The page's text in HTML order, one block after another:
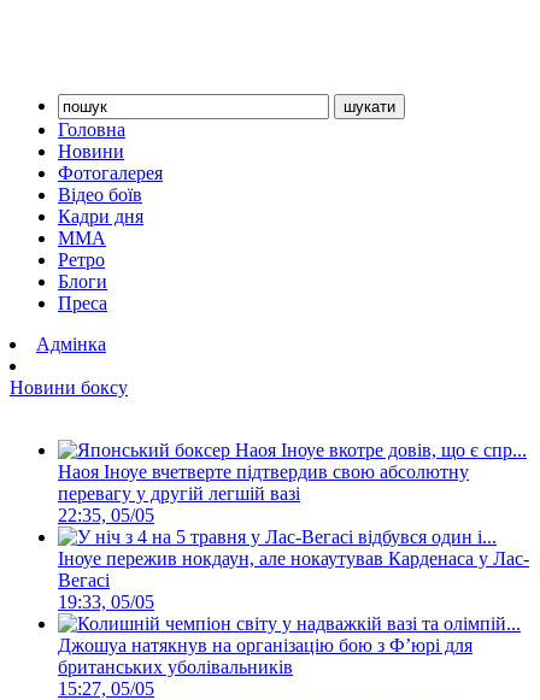
Головна
Новини
Фотогалерея
Відео боїв
Кадри дня
ММА
Ретро
Блоги
Преса
Адмінка
Новини боксу
Наоя Іноуе вчетверте підтвердив свою абсолютну
перевагу у другій легшій вазі
22:35, 05/05
Іноуе пережив нокдаун, але нокаутував Карденаса у Лас-
Вегасі
19:33, 05/05
Джошуа натякнув на організацію бою з Ф’юрі для
британських уболівальників
15:27, 05/05